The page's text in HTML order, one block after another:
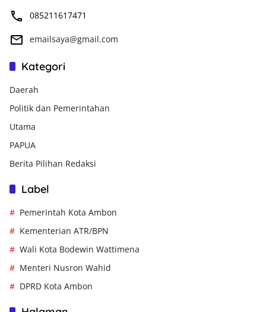
085211617471
emailsaya@gmail.com
Kategori
Daerah
Politik dan Pemerintahan
Utama
PAPUA
Berita Pilihan Redaksi
Label
Pemerintah Kota Ambon
Kementerian ATR/BPN
Wali Kota Bodewin Wattimena
Menteri Nusron Wahid
DPRD Kota Ambon